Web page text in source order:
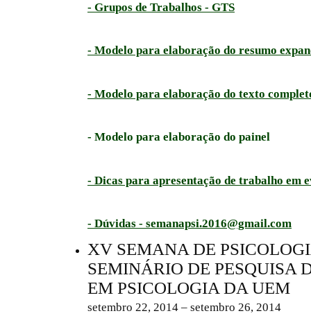
- Grupos de Trabalhos - GTS
- Modelo para elaboração do resumo
- Modelo para elaboração do texto
- Modelo para elaboração do painel
- Dicas para apresentação de trabalho em
- Dúvidas - semanapsi.2016@gmail.com
XV SEMANA DE
SEMINÁRIO DE PESQUISA
EM PSICOLOGIA DA UEM
setembro 22, 2014 – setembro 26, 2014